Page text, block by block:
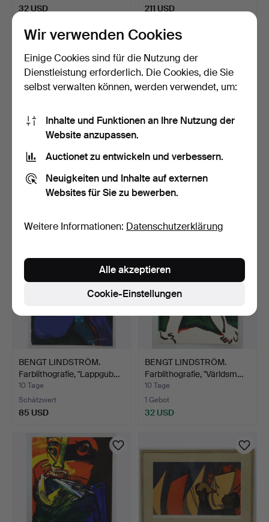
32 USD 211 USD
JEAN HONORÉ
FRAGONARD. NACH.
Kupferstiche,…
8 Tage
Schätzwert
BROR ERIC BERGKVIST.
Druck, nach "Spelman …
9 Tage
Schätzwert
BENGT LINDSTRÖM.
Farblithografie, "Lappgub…
10 Tage
Schätzwert
85 USD
BENGT LINDSTRÖM.
Farblithografie, "Världsm…
10 Tage
1 Gebot
32 USD
Wir verwenden Cookies
Einige Cookies sind für die Nutzung der
Dienstleistung erforderlich. Die Cookies, die Sie
selbst verwalten können, werden verwendet, um:
Inhalte und Funktionen an Ihre Nutzung der
Website anzupassen.
Auctionet zu entwickeln und verbessern.
Neuigkeiten und Inhalte auf externen
Websites für Sie zu bewerben.
Weitere Informationen: Datenschutzerklärung
Cookie-Einstellungen
Alle akzeptieren